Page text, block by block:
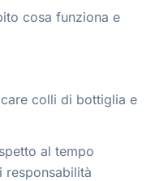
cosa funziona e
colli di bottiglia e
al tempo